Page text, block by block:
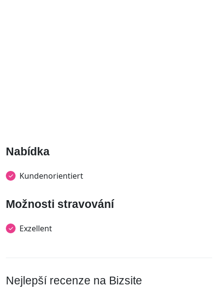
Nabídka
Kundenorientiert
Možnosti stravování
Exzellent
Nejlepší recenze na Bizsite